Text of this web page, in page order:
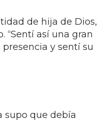
de hija de Dios,
“Sentí así una gran
y sentí su
supo que debía